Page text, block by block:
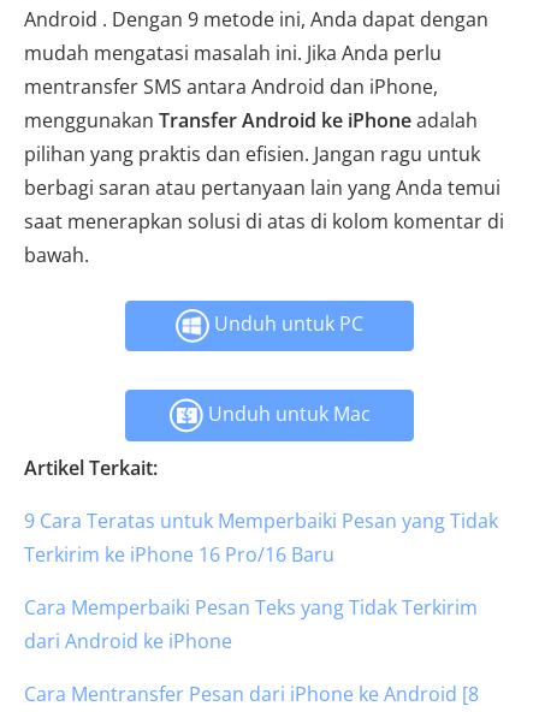
Android . Dengan 9 metode ini, Anda dapat dengan
mudah mengatasi masalah ini. Jika Anda perlu
mentransfer SMS antara Android dan iPhone,
menggunakan Transfer Android ke iPhoneadalah
pilihan yang praktis dan efisien. Jangan ragu untuk
berbagi saran atau pertanyaan lain yang Anda temui
saat menerapkan solusi di atas di kolom komentar di
bawah.
Unduh untuk PC
Unduh untuk Mac
Artikel Terkait:
9 Cara Teratas untuk Memperbaiki Pesan yang Tidak
Terkirim ke iPhone 16 Pro/16 Baru
Cara Memperbaiki Pesan Teks yang Tidak Terkirim
dari Android ke iPhone
Cara Mentransfer Pesan dari iPhone ke Android [8